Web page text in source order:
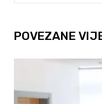
POVEZANE